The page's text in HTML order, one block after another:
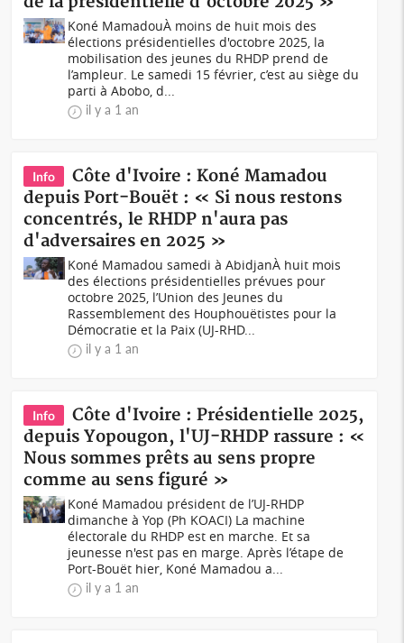
Koné MamadouÀ moins de huit mois des
élections présidentielles d'octobre 2025, la
mobilisation des jeunes du RHDP prend de
l’ampleur. Le samedi 15 février, c’est au siège du
parti à Abobo, d...
il y a 1 an
Info
Côte d'Ivoire : Koné Mamadou
depuis Port-Bouët : « Si nous restons
concentrés, le RHDP n'aura pas
d'adversaires en 2025 »
Koné Mamadou samedi à AbidjanÀ huit mois
des élections présidentielles prévues pour
octobre 2025, l’Union des Jeunes du
Rassemblement des Houphouëtistes pour la
Démocratie et la Paix (UJ-RHD...
il y a 1 an
Info
Côte d'Ivoire : Présidentielle 2025,
depuis Yopougon, l'UJ-RHDP rassure : «
Nous sommes prêts au sens propre
comme au sens figuré »
Koné Mamadou président de l’UJ-RHDP
dimanche à Yop (Ph KOACI) La machine
électorale du RHDP est en marche. Et sa
jeunesse n'est pas en marge. Après l’étape de
Port-Bouët hier, Koné Mamadou a...
il y a 1 an